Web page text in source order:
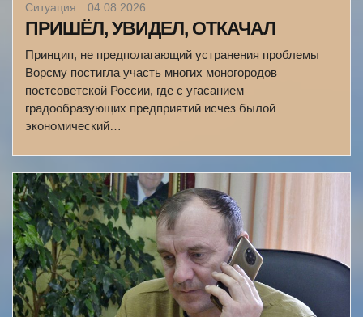
Ситуация 04.08.2026
ПРИШЁЛ, УВИДЕЛ, ОТКАЧАЛ
Принцип, не предполагающий устранения проблемы
Ворсму постигла участь многих моногородов
постсоветской России, где с угасанием
градообразующих предприятий исчез былой
экономический…